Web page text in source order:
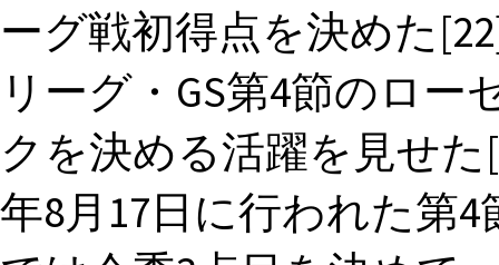
ーグ戦初得点を決めた
リーグ・GS第4節のロ
クを決める活躍を見せた
年8月17日に行われた第